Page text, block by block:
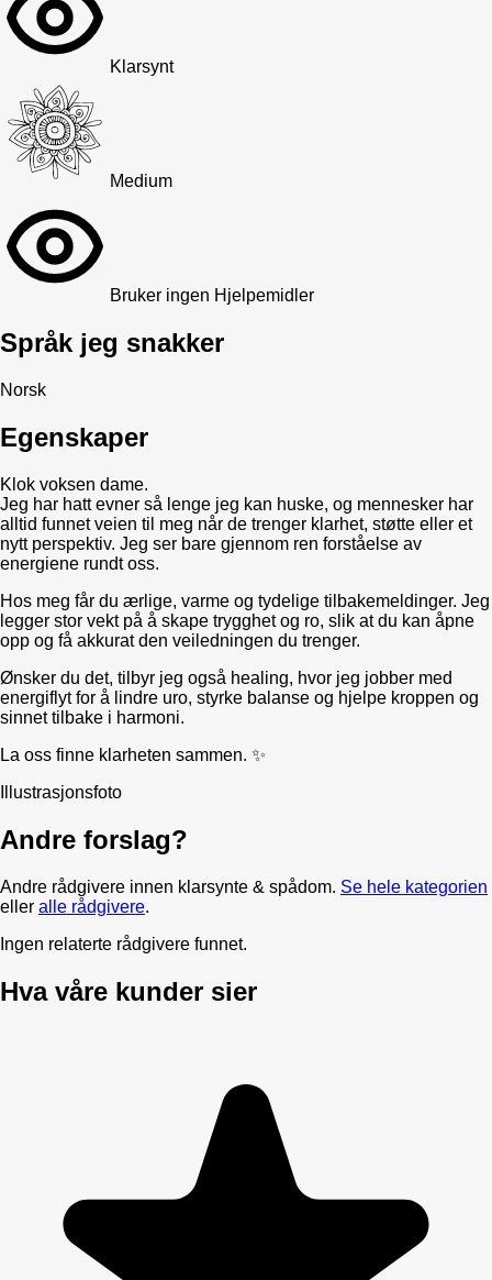
Klarsynt
Medium
Bruker ingen Hjelpemidler
Språk jeg snakker
Norsk
Egenskaper
Klok voksen dame.
Jeg har hatt evner så lenge jeg kan huske, og mennesker har
alltid funnet veien til meg når de trenger klarhet, støtte eller et
nytt perspektiv. Jeg ser bare gjennom ren forståelse av
energiene rundt oss.
Hos meg får du ærlige, varme og tydelige tilbakemeldinger. Jeg
legger stor vekt på å skape trygghet og ro, slik at du kan åpne
opp og få akkurat den veiledningen du trenger.
Ønsker du det, tilbyr jeg også healing, hvor jeg jobber med
energiflyt for å lindre uro, styrke balanse og hjelpe kroppen og
sinnet tilbake i harmoni.
La oss finne klarheten sammen. ✨
Illustrasjonsfoto
Andre forslag?
Andre rådgivere innen klarsynte & spådom. Se hele kategorien
eller alle rådgivere.
Ingen relaterte rådgivere funnet.
Hva våre kunder sier